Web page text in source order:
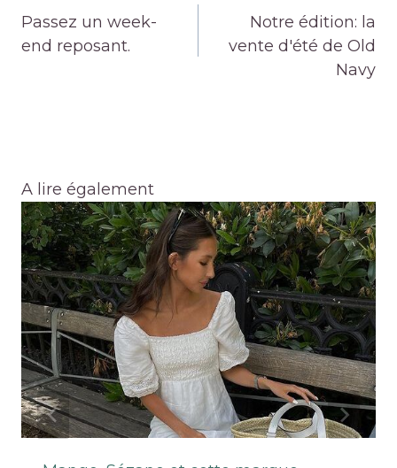
de
l’article
Passez un week-
end reposant.
Notre édition: la
vente d'été de Old
Navy
A lire également